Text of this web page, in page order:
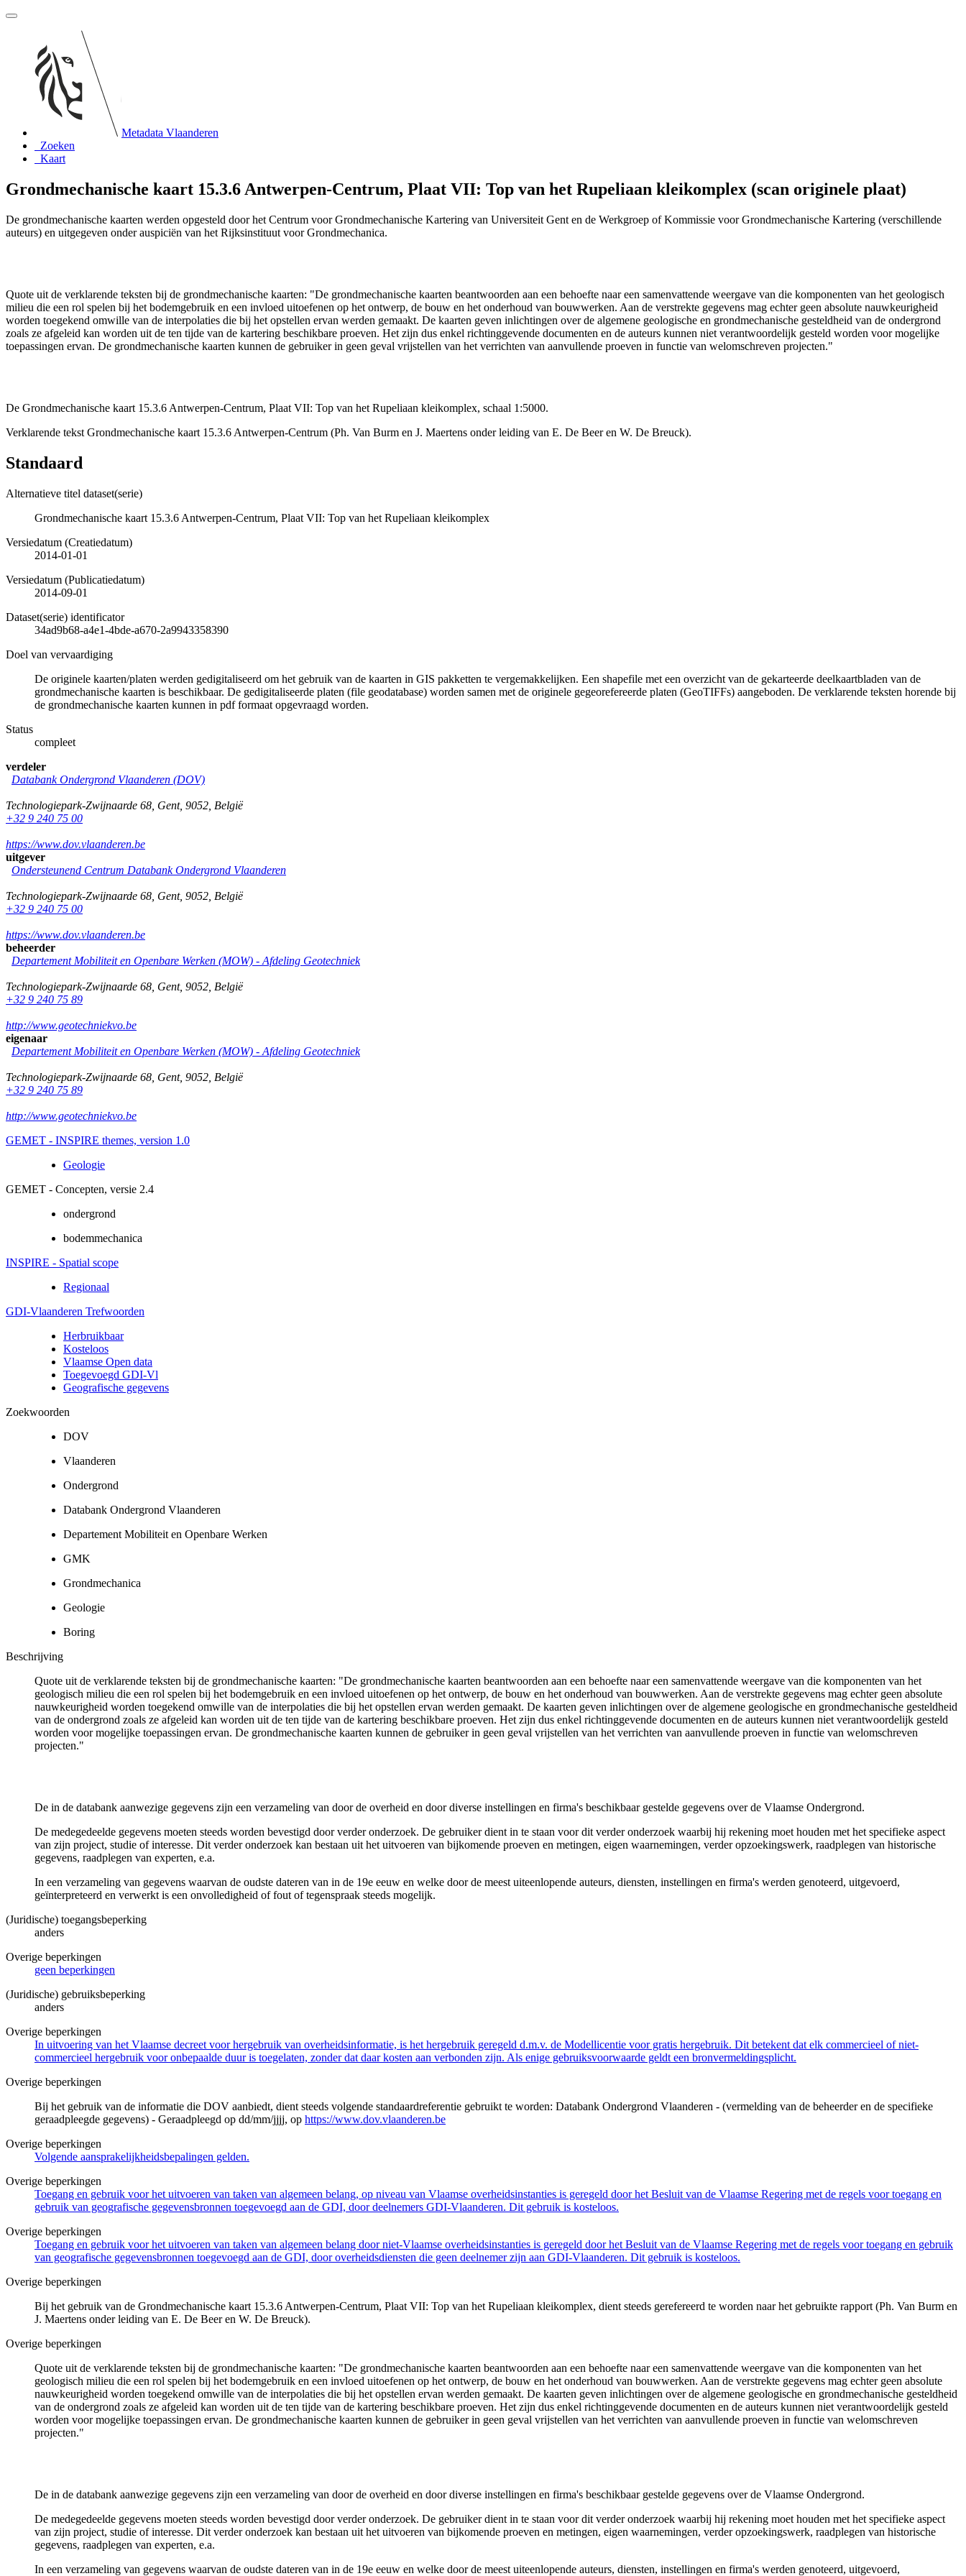
Metadata Vlaanderen
Zoeken
Kaart
Grondmechanische kaart 15.3.6 Antwerpen-Centrum, Plaat VII: Top van het Rupeliaan kleikomplex (scan originele plaat)
De grondmechanische kaarten werden opgesteld door het Centrum voor Grondmechanische Kartering van Universiteit Gent en de Werkgroep of Kommissie voor Grondmechanische Kartering (verschillende
auteurs) en uitgegeven onder auspiciën van het Rijksinstituut voor Grondmechanica.
Quote uit de verklarende teksten bij de grondmechanische kaarten: "De grondmechanische kaarten beantwoorden aan een behoefte naar een samenvattende weergave van die komponenten van het geologisch
milieu die een rol spelen bij het bodemgebruik en een invloed uitoefenen op het ontwerp, de bouw en het onderhoud van bouwwerken. Aan de verstrekte gegevens mag echter geen absolute nauwkeurigheid
worden toegekend omwille van de interpolaties die bij het opstellen ervan werden gemaakt. De kaarten geven inlichtingen over de algemene geologische en grondmechanische gesteldheid van de ondergrond
zoals ze afgeleid kan worden uit de ten tijde van de kartering beschikbare proeven. Het zijn dus enkel richtinggevende documenten en de auteurs kunnen niet verantwoordelijk gesteld worden voor mogelijke
toepassingen ervan. De grondmechanische kaarten kunnen de gebruiker in geen geval vrijstellen van het verrichten van aanvullende proeven in functie van welomschreven projecten."
De Grondmechanische kaart 15.3.6 Antwerpen-Centrum, Plaat VII: Top van het Rupeliaan kleikomplex, schaal 1:5000.
Verklarende tekst Grondmechanische kaart 15.3.6 Antwerpen-Centrum (Ph. Van Burm en J. Maertens onder leiding van E. De Beer en W. De Breuck).
Standaard
Alternatieve titel dataset(serie)
Grondmechanische kaart 15.3.6 Antwerpen-Centrum, Plaat VII: Top van het Rupeliaan kleikomplex
Versiedatum (Creatiedatum)
2014-01-01
Versiedatum (Publicatiedatum)
2014-09-01
Dataset(serie) identificator
34ad9b68-a4e1-4bde-a670-2a9943358390
Doel van vervaardiging
De originele kaarten/platen werden gedigitaliseerd om het gebruik van de kaarten in GIS pakketten te vergemakkelijken. Een shapefile met een overzicht van de gekarteerde deelkaartbladen van de
grondmechanische kaarten is beschikbaar. De gedigitaliseerde platen (file geodatabase) worden samen met de originele gegeorefereerde platen (GeoTIFFs) aangeboden. De verklarende teksten horende bij
de grondmechanische kaarten kunnen in pdf formaat opgevraagd worden.
Status
compleet
verdeler
Databank Ondergrond Vlaanderen (DOV)
Technologiepark-Zwijnaarde 68 Gent, 9052 België
+32 9 240 75 00
https://www.dov.vlaanderen.be
uitgever
Ondersteunend Centrum Databank Ondergrond Vlaanderen
Technologiepark-Zwijnaarde 68 Gent, 9052 België
+32 9 240 75 00
https://www.dov.vlaanderen.be
beheerder
Departement Mobiliteit en Openbare Werken (MOW) - Afdeling Geotechniek
Technologiepark-Zwijnaarde 68 Gent, 9052 België
+32 9 240 75 89
http://www.geotechniekvo.be
eigenaar
Departement Mobiliteit en Openbare Werken (MOW) - Afdeling Geotechniek
Technologiepark-Zwijnaarde 68 Gent, 9052 België
+32 9 240 75 89
http://www.geotechniekvo.be
GEMET - INSPIRE themes, version 1.0
Geologie
GEMET - Concepten, versie 2.4
ondergrond
bodemmechanica
INSPIRE - Spatial scope
Regionaal
GDI-Vlaanderen Trefwoorden
Herbruikbaar
Kosteloos
Vlaamse Open data
Toegevoegd GDI-Vl
Geografische gegevens
Zoekwoorden
DOV
Vlaanderen
Ondergrond
Databank Ondergrond Vlaanderen
Departement Mobiliteit en Openbare Werken
GMK
Grondmechanica
Geologie
Boring
Beschrijving
Quote uit de verklarende teksten bij de grondmechanische kaarten: "De grondmechanische kaarten beantwoorden aan een behoefte naar een samenvattende weergave van die komponenten van het
geologisch milieu die een rol spelen bij het bodemgebruik en een invloed uitoefenen op het ontwerp, de bouw en het onderhoud van bouwwerken. Aan de verstrekte gegevens mag echter geen absolute
nauwkeurigheid worden toegekend omwille van de interpolaties die bij het opstellen ervan werden gemaakt. De kaarten geven inlichtingen over de algemene geologische en grondmechanische gesteldheid
van de ondergrond zoals ze afgeleid kan worden uit de ten tijde van de kartering beschikbare proeven. Het zijn dus enkel richtinggevende documenten en de auteurs kunnen niet verantwoordelijk gesteld
worden voor mogelijke toepassingen ervan. De grondmechanische kaarten kunnen de gebruiker in geen geval vrijstellen van het verrichten van aanvullende proeven in functie van welomschreven
projecten."
De in de databank aanwezige gegevens zijn een verzameling van door de overheid en door diverse instellingen en firma's beschikbaar gestelde gegevens over de Vlaamse Ondergrond.
De medegedeelde gegevens moeten steeds worden bevestigd door verder onderzoek. De gebruiker dient in te staan voor dit verder onderzoek waarbij hij rekening moet houden met het specifieke aspect
van zijn project, studie of interesse. Dit verder onderzoek kan bestaan uit het uitvoeren van bijkomende proeven en metingen, eigen waarnemingen, verder opzoekingswerk, raadplegen van historische
gegevens, raadplegen van experten, e.a.
In een verzameling van gegevens waarvan de oudste dateren van in de 19e eeuw en welke door de meest uiteenlopende auteurs, diensten, instellingen en firma's werden genoteerd, uitgevoerd,
geïnterpreteerd en verwerkt is een onvolledigheid of fout of tegenspraak steeds mogelijk.
(Juridische) toegangsbeperking
anders
Overige beperkingen
geen beperkingen
(Juridische) gebruiksbeperking
anders
Overige beperkingen
In uitvoering van het Vlaamse decreet voor hergebruik van overheidsinformatie, is het hergebruik geregeld d.m.v. de Modellicentie voor gratis hergebruik. Dit betekent dat elk commercieel of niet-
commercieel hergebruik voor onbepaalde duur is toegelaten, zonder dat daar kosten aan verbonden zijn. Als enige gebruiksvoorwaarde geldt een bronvermeldingsplicht.
Overige beperkingen
Bij het gebruik van de informatie die DOV aanbiedt, dient steeds volgende standaardreferentie gebruikt te worden: Databank Ondergrond Vlaanderen - (vermelding van de beheerder en de specifieke
geraadpleegde gegevens) - Geraadpleegd op dd/mm/jjjj, op https://www.dov.vlaanderen.be
Overige beperkingen
Volgende aansprakelijkheidsbepalingen gelden.
Overige beperkingen
Toegang en gebruik voor het uitvoeren van taken van algemeen belang, op niveau van Vlaamse overheidsinstanties is geregeld door het Besluit van de Vlaamse Regering met de regels voor toegang en
gebruik van geografische gegevensbronnen toegevoegd aan de GDI, door deelnemers GDI-Vlaanderen. Dit gebruik is kosteloos.
Overige beperkingen
Toegang en gebruik voor het uitvoeren van taken van algemeen belang door niet-Vlaamse overheidsinstanties is geregeld door het Besluit van de Vlaamse Regering met de regels voor toegang en gebruik
van geografische gegevensbronnen toegevoegd aan de GDI, door overheidsdiensten die geen deelnemer zijn aan GDI-Vlaanderen. Dit gebruik is kosteloos.
Overige beperkingen
Bij het gebruik van de Grondmechanische kaart 15.3.6 Antwerpen-Centrum, Plaat VII: Top van het Rupeliaan kleikomplex, dient steeds gerefereerd te worden naar het gebruikte rapport (Ph. Van Burm en
J. Maertens onder leiding van E. De Beer en W. De Breuck).
Overige beperkingen
Quote uit de verklarende teksten bij de grondmechanische kaarten: "De grondmechanische kaarten beantwoorden aan een behoefte naar een samenvattende weergave van die komponenten van het
geologisch milieu die een rol spelen bij het bodemgebruik en een invloed uitoefenen op het ontwerp, de bouw en het onderhoud van bouwwerken. Aan de verstrekte gegevens mag echter geen absolute
nauwkeurigheid worden toegekend omwille van de interpolaties die bij het opstellen ervan werden gemaakt. De kaarten geven inlichtingen over de algemene geologische en grondmechanische gesteldheid
van de ondergrond zoals ze afgeleid kan worden uit de ten tijde van de kartering beschikbare proeven. Het zijn dus enkel richtinggevende documenten en de auteurs kunnen niet verantwoordelijk gesteld
worden voor mogelijke toepassingen ervan. De grondmechanische kaarten kunnen de gebruiker in geen geval vrijstellen van het verrichten van aanvullende proeven in functie van welomschreven
projecten."
De in de databank aanwezige gegevens zijn een verzameling van door de overheid en door diverse instellingen en firma's beschikbaar gestelde gegevens over de Vlaamse Ondergrond.
De medegedeelde gegevens moeten steeds worden bevestigd door verder onderzoek. De gebruiker dient in te staan voor dit verder onderzoek waarbij hij rekening moet houden met het specifieke aspect
van zijn project, studie of interesse. Dit verder onderzoek kan bestaan uit het uitvoeren van bijkomende proeven en metingen, eigen waarnemingen, verder opzoekingswerk, raadplegen van historische
gegevens, raadplegen van experten, e.a.
In een verzameling van gegevens waarvan de oudste dateren van in de 19e eeuw en welke door de meest uiteenlopende auteurs, diensten, instellingen en firma's werden genoteerd, uitgevoerd,